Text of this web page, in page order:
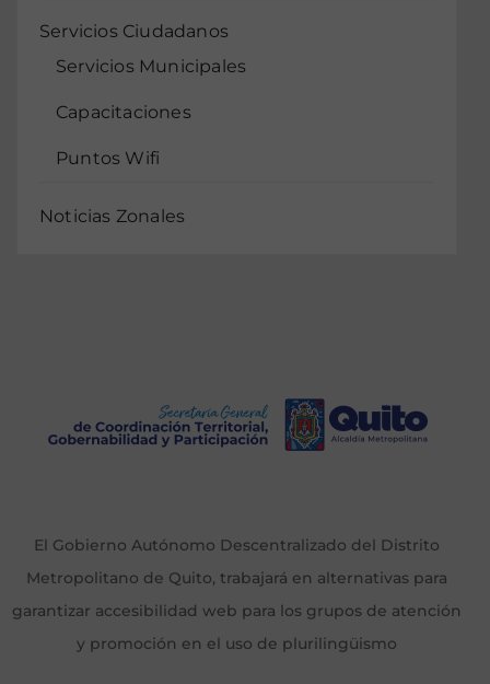
Servicios Ciudadanos
Servicios Municipales
Capacitaciones
Puntos Wifi
Noticias Zonales
El Gobierno Autónomo Descentralizado del Distrito
Metropolitano de Quito, trabajará en alternativas para
garantizar accesibilidad web para los grupos de atención
y promoción en el uso de plurilingüismo